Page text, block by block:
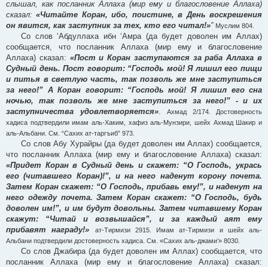
слышал, как посланник Аллаха (мир ему и благословение Аллаха)
сказал:«Читайте Коран, ибо, поистине, в День воскрешения
он явится, как заступник за тех, кто его читал!»” Муслим 804.
Со слов ‘Абдуллаха ибн ‘Амра (да будет доволен им Аллах)
сообщается, что посланник Аллаха (мир ему и благословение
Аллаха) сказал: «Пост и Коран заступаются за раба Аллаха в
Судный день. Пост говорит: “Господь мой! Я лишил его пищи
и питья в светлую часть, так позволь же мне заступиться
за него!” А Коран говорит: “Господь мой! Я лишил его сна
ночью, так позволь же мне заступиться за него!” - и их
заступничества удовлетворяется».
Ахмад 2/174. Достоверность
хадиса подтвердили имам аль-Хаким, хафиз аль-Мунзири, шейх Ахмад Шакир и
аль-Альбани. См. “Сахих ат-таргъиб” 973.
Со слов Абу Хурайры (да будет доволен им Аллах) сообщается,
что посланник Аллаха (мир ему и благословение Аллаха) сказал:
«Придет Коран в Судный день и скажет: “О Господь, укрась
его (читавшего Коран)!”, и на него наденут корону почета.
Затем Коран скажет: “О Господь, прибавь ему!”, и наденут на
него одежду почета. Затем Коран скажет: “О Господь, будь
доволен им!”, и им будут довольны. Затем читавшему Коран
скажут: “Читай и возвышайся”, и за каждый аят ему
прибавят награду!»
ат-Тирмизи 2915. Имам ат-Тирмизи и шейх аль-
Альбани подтвердили достоверность хадиса. См. «Сахих аль-джами’» 8030.
Со слов Джабира (да будет доволен им Аллах) сообщается, что
посланник Аллаха (мир ему и благословение Аллаха) сказал: